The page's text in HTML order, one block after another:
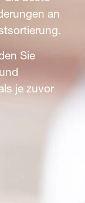
an
Sie
je zuvor